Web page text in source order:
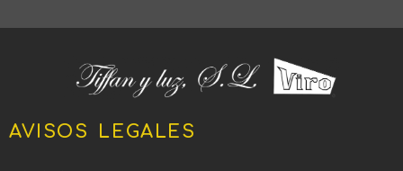
AVISOS LEGALES